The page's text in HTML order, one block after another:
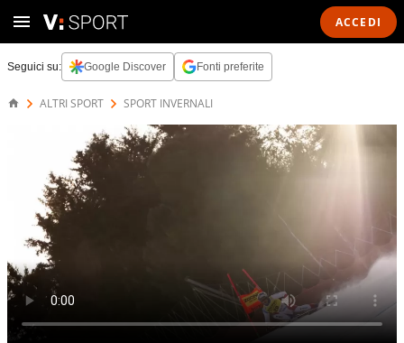
ACCEDI
Seguici su: Google Discover Fonti preferite
ALTRI SPORT SPORT INVERNALI